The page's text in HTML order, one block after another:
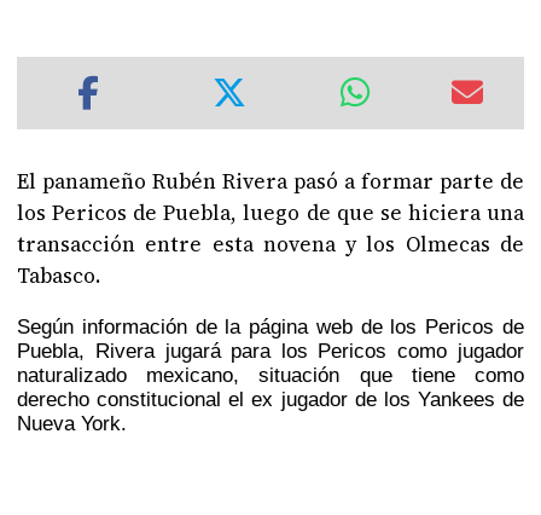
El panameño Rubén Rivera pasó a formar parte de
los Pericos de Puebla, luego de que se hiciera una
transacción entre esta novena y los Olmecas de
Tabasco.
Según información de la página web de los Pericos de
Puebla, Rivera jugará para los Pericos como jugador
naturalizado mexicano, situación que tiene como
derecho constitucional el ex jugador de los Yankees de
Nueva York.